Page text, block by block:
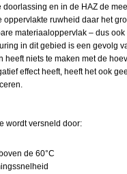
en in de HAZ de
oppervlakte ruwheid daar het
materiaaloppervlak – dus ook
in dit gebied is een gevolg
heeft niets te maken met de
effect heeft, heeft het ook
wordt versneld door:
de 60°C